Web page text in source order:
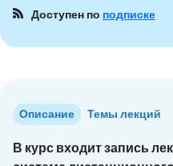
Доступен по подписке
Описание Темы лекций
В курс входит запись